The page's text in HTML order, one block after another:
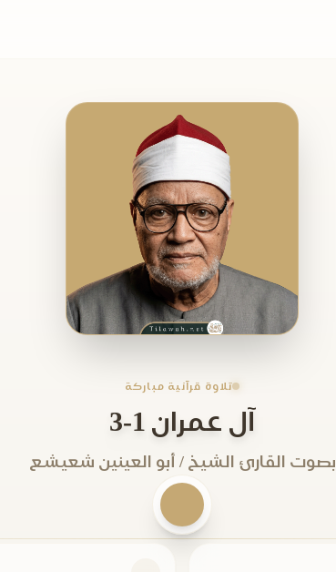
تلاوة قرآنية مباركة
آل عمران 1-3
بصوت القارئ الشيخ / أبو العينين شعيشع